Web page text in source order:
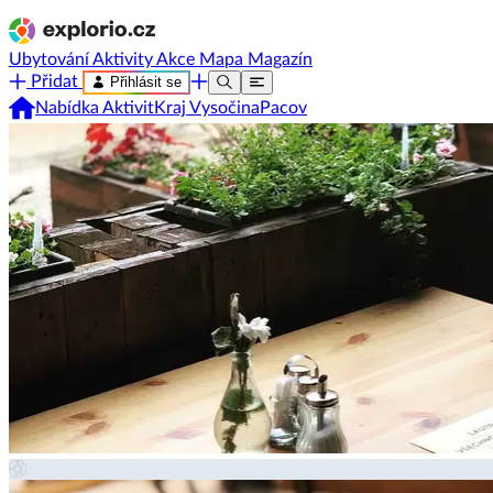
UbytováníAktivityAkce Mapa Magazín
Přidat
Přihlásit se
Nabídka AktivitKraj Vysočina Pacov